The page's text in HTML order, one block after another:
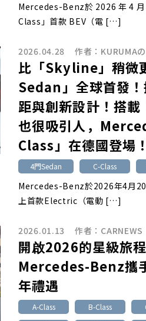
Mercedes-Benz於 2026 年 4
Class」首款 BEV（電 […]
2026.04.28 作者： KURUMA
比「Skyline」稍微
Sedan」全球首發
距與創新設計！搭載
也很吸引人，
Class」在德國登場！
4門Sedan C-Class
Mercedes-Benz於2026年4月
上首款Electric（電動 […]
2026.01.13 作者： CARNEWS
開啟2026的星級旅程
Mercedes-Benz攜
年禮遇
A-Class B-Class